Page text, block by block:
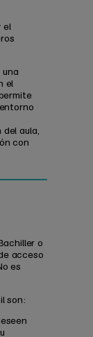
el
el
aula,
con
o
acceso
es
son: